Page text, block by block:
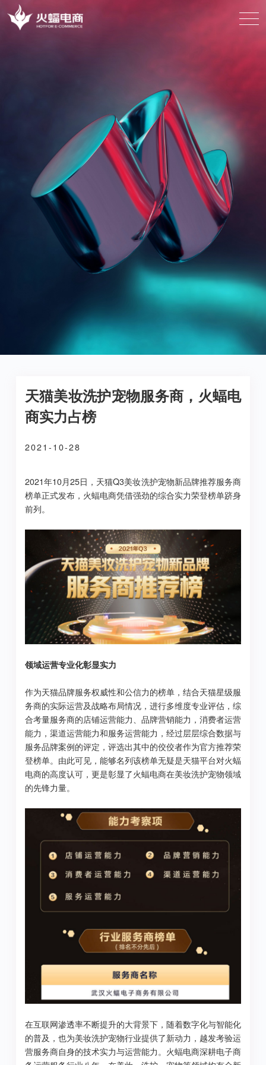
天猫美妆洗护宠物服务商，火蝠电
商实力占榜
2021-10-28
2021年10月25日，天猫Q3美妆洗护宠物新品牌推荐服务商
榜单正式发布，火蝠电商凭借强劲的综合实力荣登榜单跻身
前列。
领域运营专业化彰显实力
作为天猫品牌服务权威性和公信力的榜单，结合天猫星级服
务商的实际运营及战略布局情况，进行多维度专业评估，综
合考量服务商的店铺运营能力、品牌营销能力，消费者运营
能力，渠道运营能力和服务运营能力，经过层层综合数据与
服务品牌案例的评定，评选出其中的佼佼者作为官方推荐荣
登榜单。由此可见，能够名列该榜单无疑是天猫平台对火蝠
电商的高度认可，更是彰显了火蝠电商在美妆洗护宠物领域
的先锋力量。
在互联网渗透率不断提升的大背景下，随着数字化与智能化
的普及，也为美妆洗护宠物行业提供了新动力，越发考验运
营服务商自身的技术实力与运营能力。火蝠电商深耕电子商